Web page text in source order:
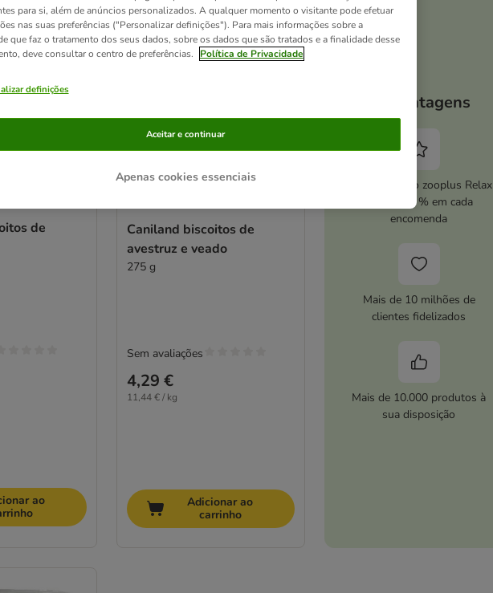
de
ao
Caniland biscoitos de
avestruz e veado
275 g
4,29 €
11,44 € / kg
Sem avaliações
Adicionar ao
carrinho
As vantagens
Ative o serviço zooplus Relax
e poupe 5 % em cada
encomenda
Mais de 10 milhões de
clientes fidelizados
Mais de 10.000 produtos à
sua disposição
para si, além de anúncios personalizados. A qualquer momento o visitante pode efetuar
nas suas preferências ("Personalizar definições"). Para mais informações sobre a
que faz o tratamento dos seus dados, sobre os dados que são tratados e a finalidade desse
deve consultar o centro de preferências.
Política de Privacidade
definições
Apenas cookies essenciais
Aceitar e continuar